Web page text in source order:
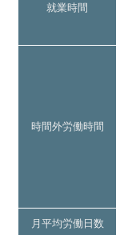
就業時間
時間外労働時間
月平均労働日数